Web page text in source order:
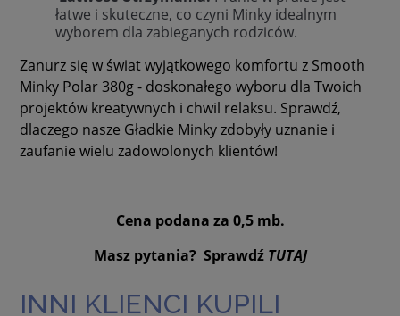
łatwe i skuteczne, co czyni Minky idealnym
wyborem dla zabieganych rodziców.
Zanurz się w świat wyjątkowego komfortu z Smooth
Minky Polar 380g - doskonałego wyboru dla Twoich
projektów kreatywnych i chwil relaksu. Sprawdź,
dlaczego nasze Gładkie Minky zdobyły uznanie i
zaufanie wielu zadowolonych klientów!
Cena podana za 0,5 mb.
Masz pytania? Sprawdź TUTAJ
INNI KLIENCI KUPILI